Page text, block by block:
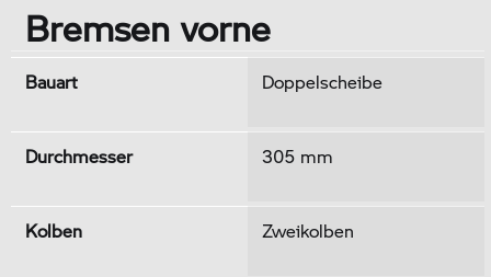
Bremsen vorne
Bauart Doppelscheibe
Durchmesser 305 mm
Kolben Zweikolben